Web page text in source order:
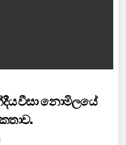
වීසා නොමිලයේ